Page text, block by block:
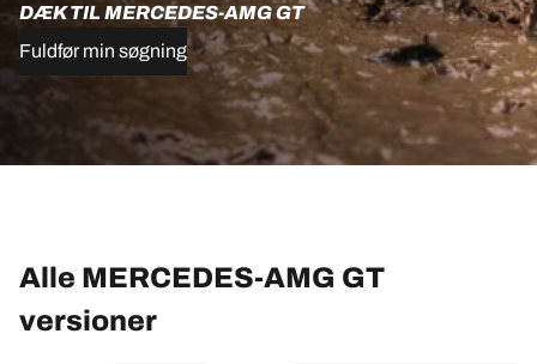
DÆK TIL MERCEDES-AMG GT
Fuldfør min søgning
Alle MERCEDES-AMG GT
versioner